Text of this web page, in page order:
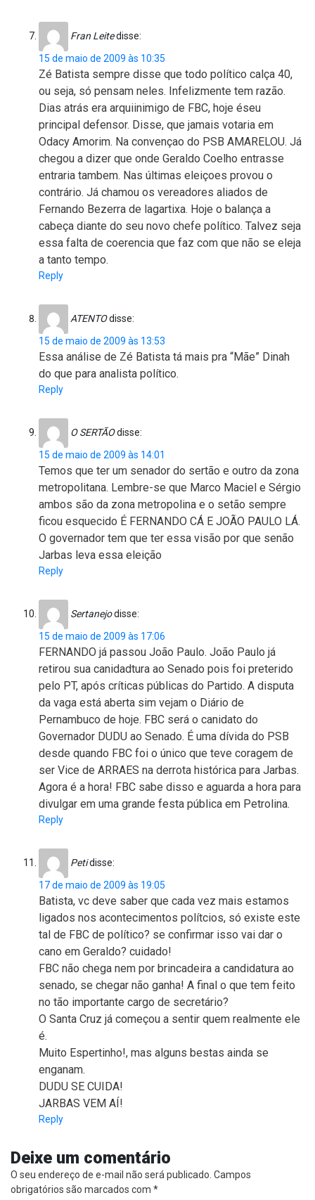
Fran Leitedisse:
15 de maio de 2009 às 10:35
Zé Batista sempre disse que todo político calça 40,
ou seja, só pensam neles. Infelizmente tem razão.
Dias atrás era arquiinimigo de FBC, hoje éseu
principal defensor. Disse, que jamais votaria em
Odacy Amorim. Na convençao do PSB AMARELOU. Já
chegou a dizer que onde Geraldo Coelho entrasse
entraria tambem. Nas últimas eleiçoes provou o
contrário. Já chamou os vereadores aliados de
Fernando Bezerra de lagartixa. Hoje o balança a
cabeça diante do seu novo chefe político. Talvez seja
essa falta de coerencia que faz com que não se eleja
a tanto tempo.
Reply
ATENTOdisse:
15 de maio de 2009 às 13:53
Essa análise de Zé Batista tá mais pra “Mãe” Dinah
do que para analista político.
Reply
O SERTÃOdisse:
15 de maio de 2009 às 14:01
Temos que ter um senador do sertão e outro da zona
metropolitana. Lembre-se que Marco Maciel e Sérgio
ambos são da zona metropolina e o setão sempre
ficou esquecido É FERNANDO CÁ E JOÃO PAULO LÁ.
O governador tem que ter essa visão por que senão
Jarbas leva essa eleição
Reply
Sertanejodisse:
15 de maio de 2009 às 17:06
FERNANDO já passou João Paulo. João Paulo já
retirou sua canidadtura ao Senado pois foi preterido
pelo PT, após críticas públicas do Partido. A disputa
da vaga está aberta sim vejam o Diário de
Pernambuco de hoje. FBC será o canidato do
Governador DUDU ao Senado. É uma dívida do PSB
desde quando FBC foi o único que teve coragem de
ser Vice de ARRAES na derrota histórica para Jarbas.
Agora é a hora! FBC sabe disso e aguarda a hora para
divulgar em uma grande festa pública em Petrolina.
Reply
Petidisse:
17 de maio de 2009 às 19:05
Batista, vc deve saber que cada vez mais estamos
ligados nos acontecimentos polítcios, só existe este
tal de FBC de político? se confirmar isso vai dar o
cano em Geraldo? cuidado!
FBC não chega nem por brincadeira a candidatura ao
senado, se chegar não ganha! A final o que tem feito
no tão importante cargo de secretário?
O Santa Cruz já começou a sentir quem realmente ele
é.
Muito Espertinho!, mas alguns bestas ainda se
enganam.
DUDU SE CUIDA!
JARBAS VEM AÍ!
Reply
Deixe um comentário
O seu endereço de e-mail não será publicado. Campos
obrigatórios são marcados com *